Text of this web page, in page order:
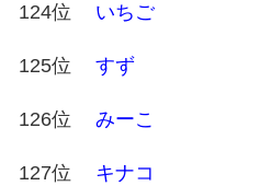
124位 いちご
125位 すず
126位 みーこ
127位 キナコ